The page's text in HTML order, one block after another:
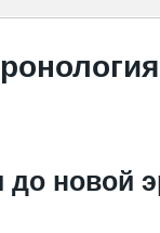
до новой